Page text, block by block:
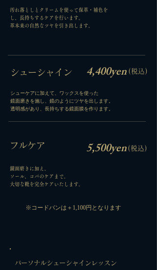
汚れ落としとクリームを使って保革・補色を
し、長持ちするケアを行います。
​革本来の自然なツヤを引き出します。
​シューシャイン
​シューケアに加えて、ワックスを使った
鏡面磨きを施し、鏡のようにツヤを出します。
​透明感があり、長持ちする鏡面膜を作ります。
​フルケア
鏡面磨きに加え、
ソール、コバのケアまで。
​大切な靴を完全ケアいたします。
​4,400yen
​5,500yen (税込)
(税込)
​※コードバンは＋1,100円となります
​パーソナルシューシャインレッスン